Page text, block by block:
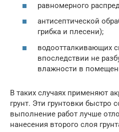
равномерного
антисептической
грибка и плесени);
водоотталкивающих
впоследствии не
влажности в
В таких случаях применяют
грунт. Эти грунтовки быстро
выполнение работ лучше
нанесения второго слоя